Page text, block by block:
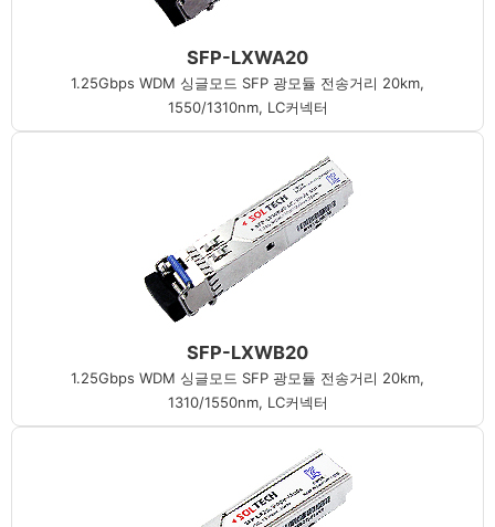
SFP-LXWA20
1.25Gbps WDM 싱글모드 SFP 광모듈 전송거리 20km,
1550/1310nm, LC커넥터
SFP-LXWB20
1.25Gbps WDM 싱글모드 SFP 광모듈 전송거리 20km,
1310/1550nm, LC커넥터